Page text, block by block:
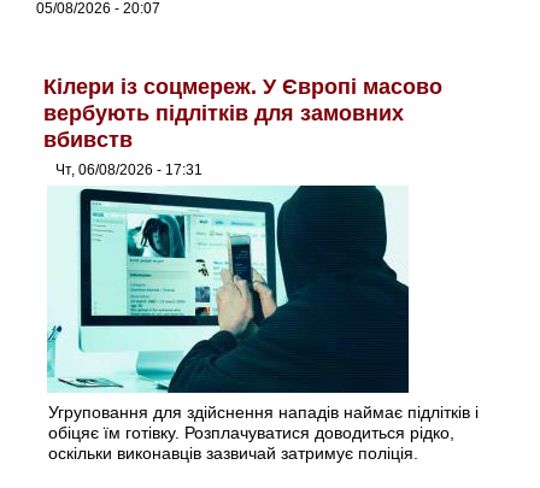
05/08/2026 - 20:07
Кілери із соцмереж. У Європі масово
вербують підлітків для замовних
вбивств
Чт, 06/08/2026 - 17:31
Угруповання для здійснення нападів наймає підлітків і
обіцяє їм готівку. Розплачуватися доводиться рідко,
оскільки виконавців зазвичай затримує поліція.